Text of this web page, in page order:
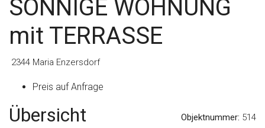
SONNIGE WOHNUNG
mit TERRASSE
2344 Maria Enzersdorf
Preis auf Anfrage
Übersicht Objektnummer: 514